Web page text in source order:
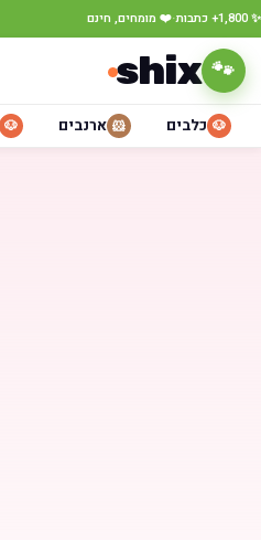
✨ 1,800+ כתבות ·❤️ מומחים, חינם
🐾
shix
🐶 כלבים 🐹 ארנבים 🐶